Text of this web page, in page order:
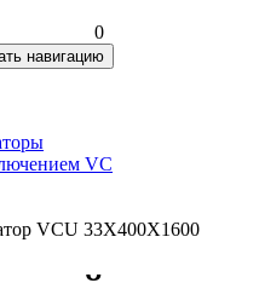
0
навигацию
VC
VCU 33Х400X1600